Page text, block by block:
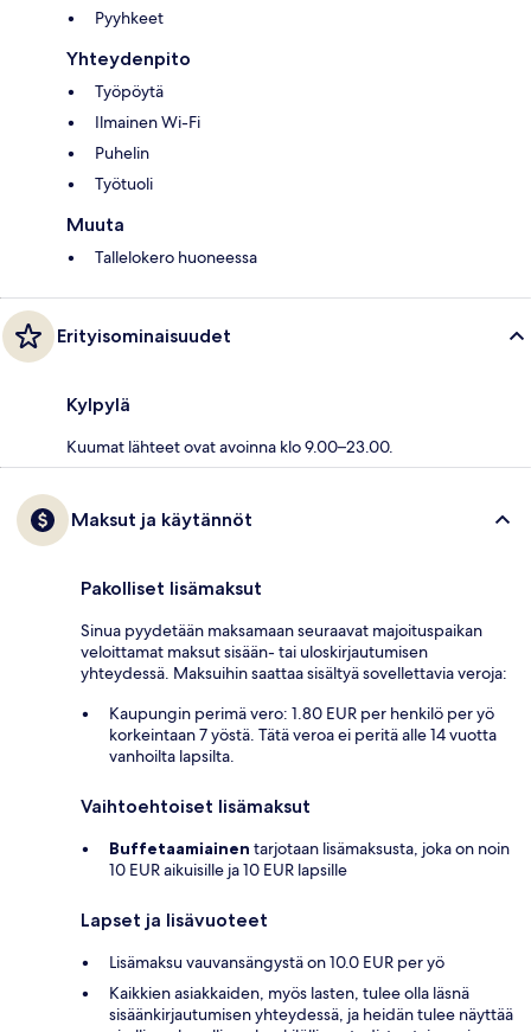
Pyyhkeet
Yhteydenpito
Työpöytä
Ilmainen Wi-Fi
Puhelin
Työtuoli
Muuta
Tallelokero huoneessa
Erityisominaisuudet
Kylpylä
Kuumat lähteet ovat avoinna klo 9.00–23.00.
Maksut ja käytännöt
Pakolliset lisämaksut
Sinua pyydetään maksamaan seuraavat majoituspaikan
veloittamat maksut sisään- tai uloskirjautumisen
yhteydessä. Maksuihin saattaa sisältyä sovellettavia veroja:
Kaupungin perimä vero: 1.80 EUR per henkilö per yö
korkeintaan 7 yöstä. Tätä veroa ei peritä alle 14 vuotta
vanhoilta lapsilta.
Vaihtoehtoiset lisämaksut
Buffetaamiainen tarjotaan lisämaksusta, joka on noin
10 EUR aikuisille ja 10 EUR lapsille
Lapset ja lisävuoteet
Lisämaksu vauvansängystä on 10.0 EUR per yö
Kaikkien asiakkaiden, myös lasten, tulee olla läsnä
sisäänkirjautumisen yhteydessä, ja heidän tulee näyttää